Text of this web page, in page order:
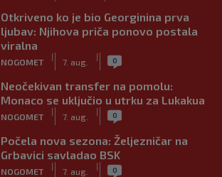
Otkriveno ko je bio Georginina prva
ljubav: Njihova priča ponovo postala
viralna
NOGOMET
|
7. aug.
| 0
Neočekivan transfer na pomolu:
Monaco se uključio u utrku za Lukakua
NOGOMET
|
7. aug.
| 0
Počela nova sezona: Željezničar na
Grbavici savladao BSK
NOGOMET
|
7. aug.
| 0